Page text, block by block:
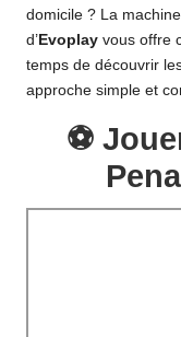
domicile ? La
d’ Evoplay vous offre
temps de découvrir
approche simple et
⚽